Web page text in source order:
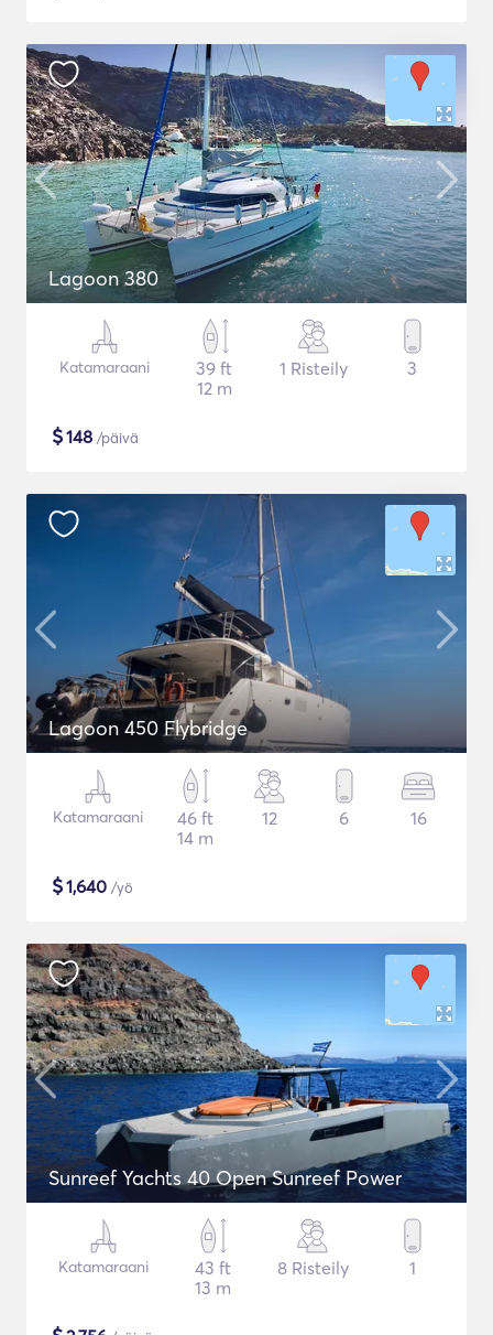
Lagoon 380
Katamaraani
39 ft
12 m
1 Risteily 3
$148 /päivä
Lagoon 450 Flybridge
Katamaraani
46 ft
14 m
12 6 16
$1,640 /yö
Sunreef Yachts 40 Open Sunreef Power
Katamaraani
43 ft
13 m
8 Risteily 1